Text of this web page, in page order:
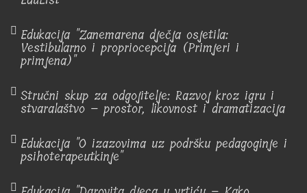
Edukacija "Zanemarena dječja osjetila:
Vestibularno i propriocepcija (Primjeri i
primjena)"
Stručni skup za odgojitelje: Razvoj kroz igru i
stvaralaštvo – prostor, likovnost i dramatizacija
Edukacija "O izazovima uz podršku pedagoginje i
psihoterapeutkinje"